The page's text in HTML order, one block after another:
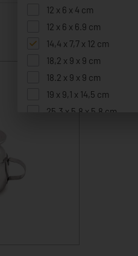
12 x 6 x 4 cm
12 x 6 x 6.9 cm
14,4 x 7,7 x 12 cm
18,2 x 9 x 9 cm
18.2 x 9 x 9 cm
19 x 9,1 x 14,5 cm
25,3 x 5,8 x 5,8 cm